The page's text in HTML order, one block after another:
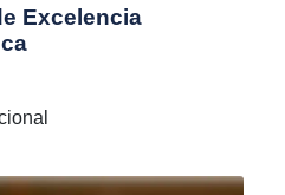
Excelencia